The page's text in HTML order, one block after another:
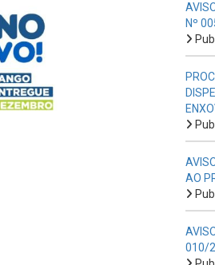
Nº
AO
010/